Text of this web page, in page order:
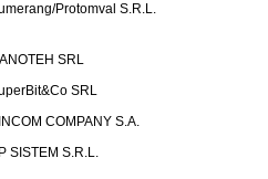
Protomval S.R.L.
SRL
SRL
COMPANY S.A.
SISTEM S.R.L.